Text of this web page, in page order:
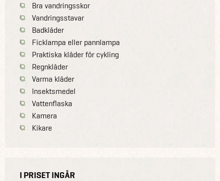
Bra vandringsskor
Vandringsstavar
Badkläder
Ficklampa eller pannlampa
Praktiska kläder för cykling
Regnkläder
Varma kläder
Insektsmedel
Vattenflaska
Kamera
Kikare
I PRISET INGÅR